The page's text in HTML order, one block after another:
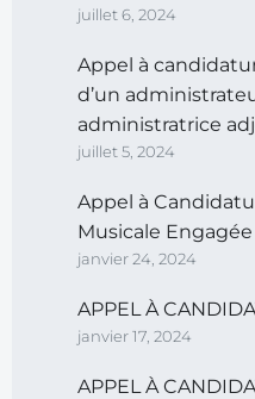
juillet 6, 2024
Appel à
d’un
administratrice
juillet 5, 2024
Appel à
Musicale
janvier 24, 2024
APPEL À
janvier 17, 2024
APPEL À